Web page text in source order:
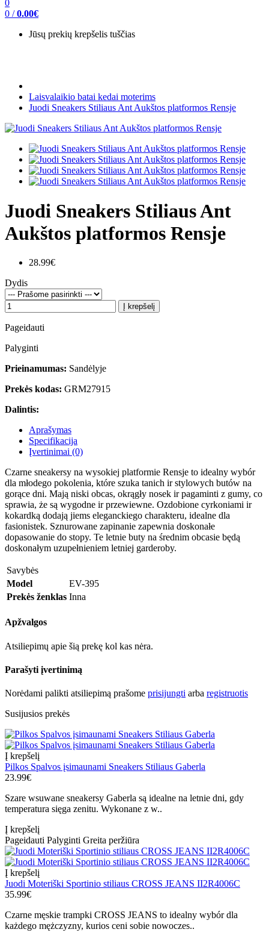
0
0 / 0.00€
Jūsų prekių krepšelis tuščias
Laisvalaikio batai kedai moterims
Juodi Sneakers Stiliaus Ant Aukštos platformos Rensje
Juodi Sneakers Stiliaus Ant
Aukštos platformos Rensje
28.99€
Dydis
Į krepšelį
Pageidauti
Palyginti
Prieinamumas: Sandėlyje
Prekės kodas: GRM27915
Dalintis:
Aprašymas
Specifikacija
Įvertinimai (0)
Czarne sneakersy na wysokiej platformie Rensje to idealny wybór
dla młodego pokolenia, które szuka tanich ir stylowych butów na
gorące dni. Mają niski obcas, okrągły nosek ir pagaminti z gumy, co
sprawia, że są wygodne ir przewiewne. Ozdobione cyrkoniami ir
kokardką dodają jiems eleganckiego charakteru, idealne dla
fasionistek. Sznurowane zapinanie zapewnia doskonałe
dopasowanie do stopy. Te letnie buty na średnim obcasie będą
doskonałym uzupełnieniem letniej garderoby.
Savybės
Model
EV-395
Prekės ženklas Inna
Apžvalgos
Atsiliepimų apie šią prekę kol kas nėra.
Parašyti įvertinimą
Norėdami palikti atsiliepimą prašome prisijungti arba registruotis
Susijusios prekės
Į krepšelį
Pilkos Spalvos įsimaunami Sneakers Stiliaus Gaberla
23.99€
Szare wsuwane sneakersy Gaberla są idealne na letnie dni, gdy
temperatura sięga zenitu. Wykonane z w..
Į krepšelį
Pageidauti Palyginti Greita peržiūra
Į krepšelį
Juodi Moteriški Sportinio stiliaus CROSS JEANS II2R4006C
35.99€
Czarne męskie trampki CROSS JEANS to idealny wybór dla
każdego mężczyzny, kurios ceni sobie nowoczes..